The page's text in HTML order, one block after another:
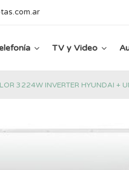
TV y Video
3224W INVERTER HYUNDAI +